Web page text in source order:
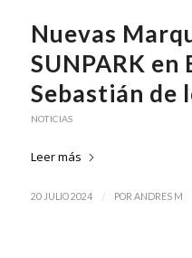
Nuevas
SUNPARK en
Sebastián de
NOTICIAS
Leer más
20 JULIO 2024 / POR ANDRES M